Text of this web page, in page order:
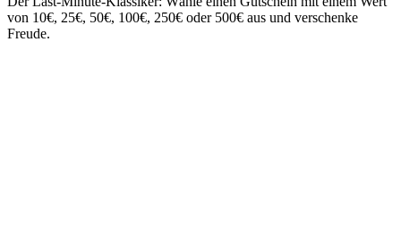
von 10€, 25€, 50€, 100€, 250€ oder 500€ aus und verschenke
Freude.